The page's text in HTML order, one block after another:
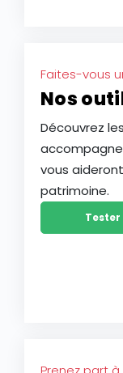
Faites-vous
Nos
Découvrez
vous
patrimoine.